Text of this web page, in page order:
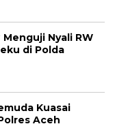
Nyali RW
di Polda
Kuasai
Aceh